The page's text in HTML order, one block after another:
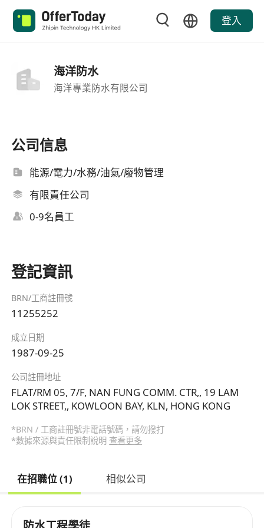
登入
海洋防水
海洋專業防水有限公司
公司信息
能源/電力/水務/油氣/廢物管理
有限責任公司
0-9名員工
登記資訊
BRN/工商註冊號
11255252
成立日期
1987-09-25
公司註冊地址
FLAT/RM 05, 7/F, NAN FUNG COMM. CTR,, 19 LAM
LOK STREET,, KOWLOON BAY, KLN, HONG KONG
*BRN / 工商註冊號非電話號碼，請勿撥打
*數據來源與責任限制說明 查看更多
在招職位 (1) 相似公司